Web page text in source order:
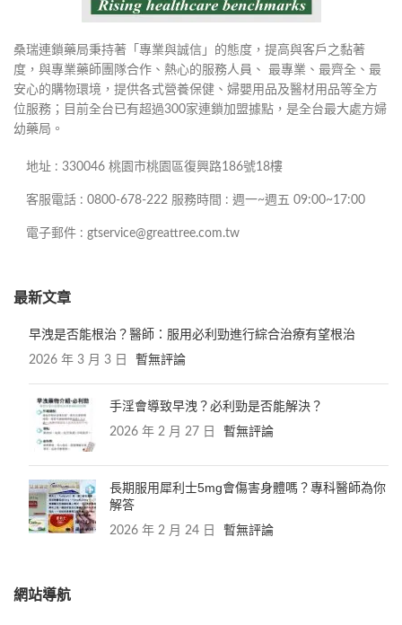
桑瑞連鎖藥局秉持著「專業與誠信」的態度，提高與客戶之黏著
度，與專業藥師團隊合作、熱心的服務人員、 最專業、最齊全、最
安心的購物環境，提供各式營養保健、婦嬰用品及醫材用品等全方
位服務；目前全台已有超過300家連鎖加盟據點，是全台最大處方婦
幼藥局。
地址 : 330046 桃園市桃園區復興路186號18樓
客服電話 : 0800-678-222 服務時間 : 週一~週五 09:00~17:00
電子郵件 : gtservice@greattree.com.tw
最新文章
早洩是否能根治？醫師：服用必利勁進行綜合治療有望根治
2026 年 3 月 3 日 暫無評論
手淫會導致早洩？必利勁是否能解決？
2026 年 2 月 27 日 暫無評論
長期服用犀利士5mg會傷害身體嗎？專科醫師為你
解答
2026 年 2 月 24 日 暫無評論
網站導航